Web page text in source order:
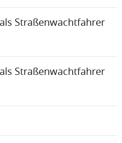
Straßenwachtfahrer
Straßenwachtfahrer